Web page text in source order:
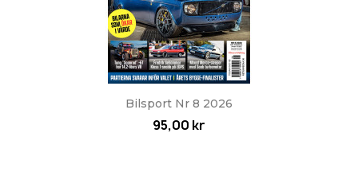
Bilsport Nr 8 2026
95,00 kr